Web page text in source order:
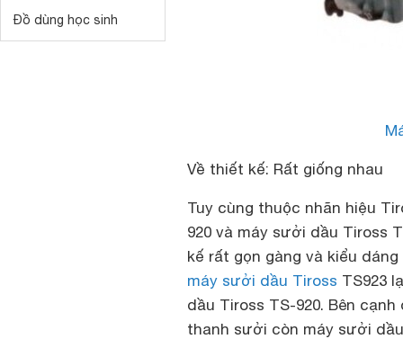
Đồ dùng học sinh
Về thiết kế: Rất giống nhau
Tuy cùng thuộc nhãn hiệu
920 và máy sưởi dầu Tiross
kế rất gọn gàng và kiểu
máy sưởi dầu Tiross TS923
dầu Tiross TS-920. Bên
thanh sưởi còn máy sưởi